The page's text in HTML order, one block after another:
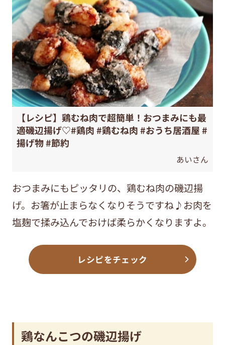
【レシピ】鶏むね肉で超簡単！おつまみにも最
適磯辺揚げ♡#鶏肉 #鶏むね肉 #おうち居酒屋 #
揚げ物 #節約
あいさん
おつまみにもピッタリの、鶏むね肉の磯辺揚
げ。お箸が止まらなくなりそうですね♪お肉を
塩麹で揉み込んでおけば柔らかくなりますよ。
レシピをチェック
鶏なんこつの磯辺揚げ